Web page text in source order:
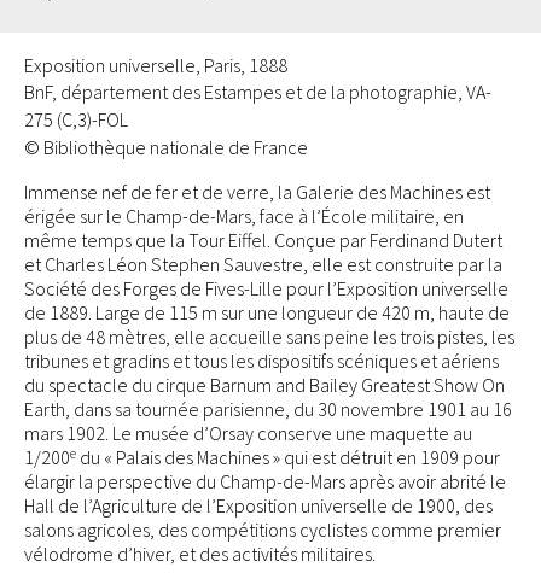
Exposition universelle, Paris, 1888
BnF, département des Estampes et de la photographie, VA-
275 (C,3)-FOL
© Bibliothèque nationale de France
Immense nef de fer et de verre, la Galerie des Machines est
érigée sur le Champ-de-Mars, face à l’École militaire, en
même temps que la Tour Eiffel. Conçue par Ferdinand Dutert
et Charles Léon Stephen Sauvestre, elle est construite par la
Société des Forges de Fives-Lille pour l’Exposition universelle
de 1889. Large de 115 m sur une longueur de 420 m, haute de
plus de 48 mètres, elle accueille sans peine les trois pistes, les
tribunes et gradins et tous les dispositifs scéniques et aériens
du spectacle du cirque Barnum and Bailey Greatest Show On
Earth, dans sa tournée parisienne, du 30 novembre 1901 au 16
mars 1902. Le musée d’Orsay conserve une maquette au
1/200e du « Palais des Machines » qui est détruit en 1909 pour
élargir la perspective du Champ-de-Mars après avoir abrité le
Hall de l’Agriculture de l’Exposition universelle de 1900, des
salons agricoles, des compétitions cyclistes comme premier
vélodrome d’hiver, et des activités militaires.